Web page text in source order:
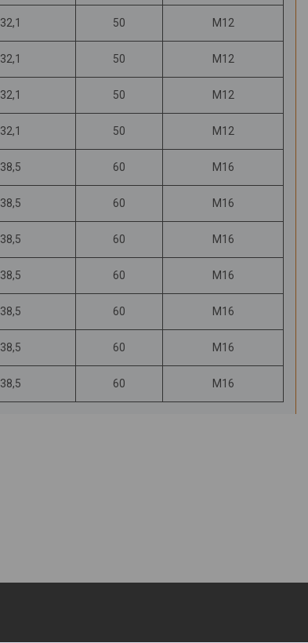
32,1 50 М12
32,1 50 М12
32,1 50 М12
32,1 50 М12
38,5 60 М16
38,5 60 М16
38,5 60 М16
38,5 60 М16
38,5 60 М16
38,5 60 М16
38,5 60 М16